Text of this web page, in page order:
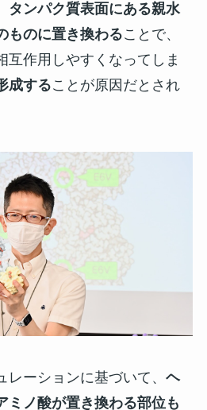
タンパク質表面にある親水
ものに置き換わることで、
互作用しやすくなってしま
成することが原因だとされ
ーションに基づいて、 ヘ
ミノ酸が置き換わる部位も